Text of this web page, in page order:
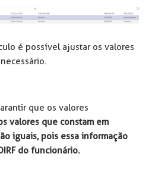
é possível ajustar os valores
que os valores
valores que constam em
iguais, pois essa informação
do funcionário.